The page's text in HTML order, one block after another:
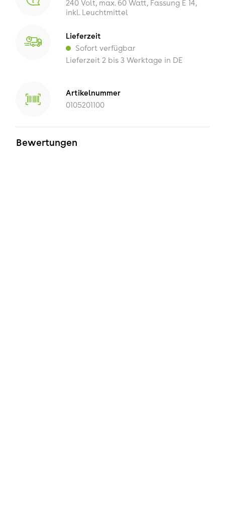
240 Volt, max. 60 Watt, Fassung E 14,
inkl. Leuchtmittel
Lieferzeit
Sofort verfügbar
Lieferzeit 2 bis 3 Werktage in DE
Artikelnummer
0105201100
Bewertungen